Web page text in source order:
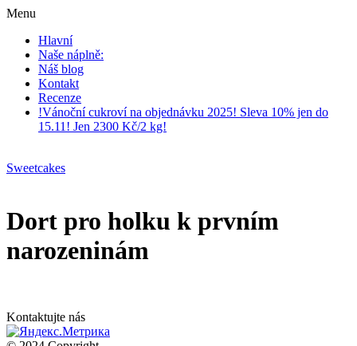
Menu
Hlavní
Naše náplně:
Náš blog
Kontakt
Recenze
!Vánoční cukroví na objednávku 2025! Sleva 10% jen do
15.11! Jen 2300 Kč/2 kg!
Sweetcakes
Dort pro holku k prvním
narozeninám
Kontaktujte nás